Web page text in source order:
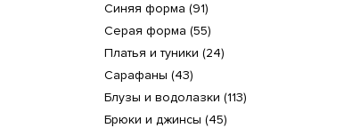
Синяя форма (91)
Серая форма (55)
Платья и туники (24)
Сарафаны (43)
Блузы и водолазки (113)
Брюки и джинсы (45)